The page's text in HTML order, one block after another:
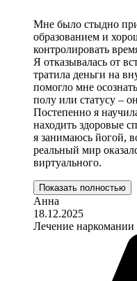
Мне было стыдно
образованием и
контролировать
Я отказывалась от
тратила деньги на
помогло мне
полу или статусу –
Постепенно я
находить здоровые
я занимаюсь йогой,
реальный мир
виртуального.
Показать полностью
Анна
18.12.2025
Лечение наркомании